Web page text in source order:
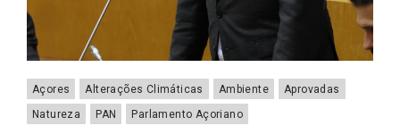
Açores Alterações Climáticas Ambiente
Aprovadas
Natureza
PAN Parlamento Açoriano